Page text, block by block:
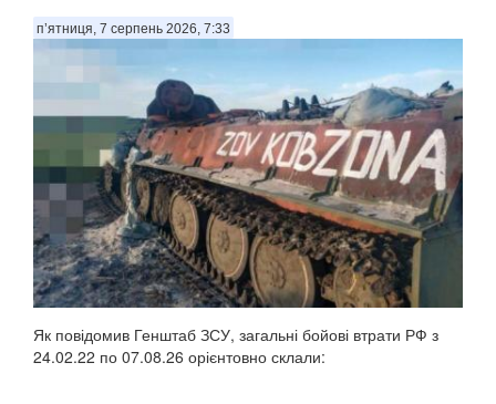
п’ятниця, 7 серпень 2026, 7:33
Як повідомив Генштаб ЗСУ, загальні бойові втрати РФ з
24.02.22 по 07.08.26 орієнтовно склали: